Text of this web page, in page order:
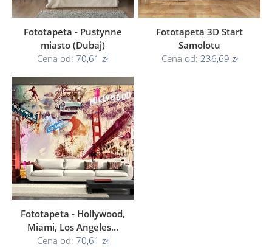
Fototapeta - Pustynne
miasto (Dubaj)
Cena od: 70,61 zł
Fototapeta 3D Start
Samolotu
Cena od: 236,69 zł
Fototapeta - Hollywood,
Miami, Los Angeles...
Cena od: 70,61 zł